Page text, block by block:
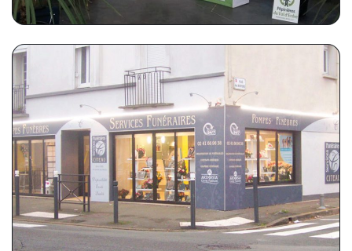
SERVICES FUNÉRAIRES CITEAU
Enseigne de l'agence d'Angers - Les Justices